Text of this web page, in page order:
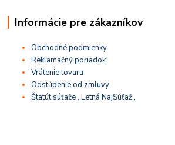
Informácie pre zákazníkov
Obchodné podmienky
Reklamačný poriadok
Vrátenie tovaru
Odstúpenie od zmluvy
Štatút súťaže ,,Letná NajSúťaž,,